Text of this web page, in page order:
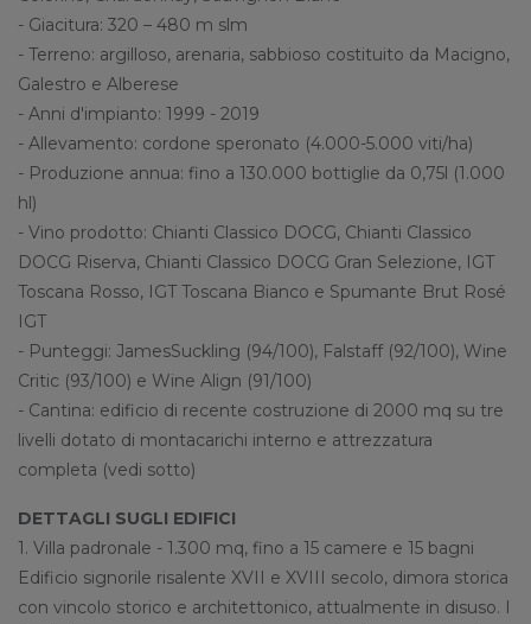
- Giacitura: 320 – 480 m slm
- Terreno: argilloso, arenaria, sabbioso costituito da Macigno,
Galestro e Alberese
- Anni d'impianto: 1999 - 2019
- Allevamento: cordone speronato (4.000-5.000 viti/ha)
- Produzione annua: fino a 130.000 bottiglie da 0,75l (1.000
hl)
- Vino prodotto: Chianti Classico DOCG, Chianti Classico
DOCG Riserva, Chianti Classico DOCG Gran Selezione, IGT
Toscana Rosso, IGT Toscana Bianco e Spumante Brut Rosé
IGT
- Punteggi: JamesSuckling (94/100), Falstaff (92/100), Wine
Critic (93/100) e Wine Align (91/100)
- Cantina: edificio di recente costruzione di 2000 mq su tre
livelli dotato di montacarichi interno e attrezzatura
completa (vedi sotto)
DETTAGLI SUGLI EDIFICI
1. Villa padronale - 1.300 mq, fino a 15 camere e 15 bagni
Edificio signorile risalente XVII e XVIII secolo, dimora storica
con vincolo storico e architettonico, attualmente in disuso. I